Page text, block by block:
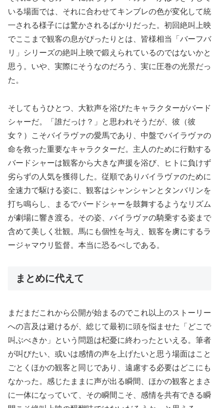
いる場面では、それに合わせてキンブレの色が変化して統
一される様子には驚かされるばかりだった。初回絶叫上映
でここまで観客の息がぴったりとは、皆様相当「バーフバ
リ」シリーズの絶叫上映で鍛えられているのではないかと
思う。いや、実際にそうなのだろう、実に圧巻の光景だっ
た。
そしてもうひとつ、大歓声を浴びたキャラクターがバード
シャーだ。「誰だっけ？」と思われそうだが、彼（彼
女？）こそバイラヴァの愛馬であり、中盤でバイラヴァの
命を救った重要なキャラクターだ。主人のために行動する
バードシャーは観客から大きな声援を浴び、ヒトに負けず
劣らずの人気を獲得した。従順でありバイラヴァのために
全速力で駆ける姿に、観客はシャンシャンとタンバリンを
打ち鳴らし、まるでバードシャーを鼓舞するようなリズム
が劇場に響き渡る。その姿、バイラヴァの騎乗する姿まで
含めて美しく壮観。馬にも個性を与え、観客を虜にするラ
ージャマウリ監督。本当に恐るべしである。
まとめに代えて
まだまだこれから公開が始まるのでこれ以上のストーリー
への言及は避けるが、総じて最初に頭を悩ませた「どこで
叫ぶべきか」という問題は杞憂に終わったといえる。筆者
が叫びたい、或いは感情の声を上げたいと思う場面はこと
ごとくほかの観客と同じであり、遠慮する必要はどこにも
なかった。感じたままに声が出る瞬間、ほかの観客とまさ
に一体になっていて、その瞬間こそ、感情を共有できる瞬